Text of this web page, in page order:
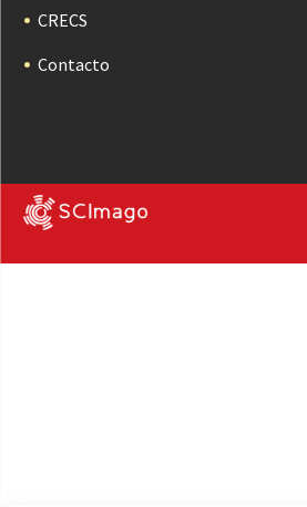
CRECS
Contacto